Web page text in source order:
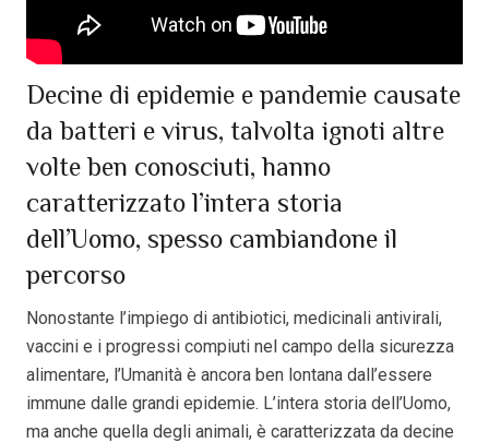
Decine di epidemie e pandemie causate
da batteri e virus, talvolta ignoti altre
volte ben conosciuti, hanno
caratterizzato l’intera storia
dell’Uomo, spesso cambiandone il
percorso
Nonostante l’impiego di antibiotici, medicinali antivirali,
vaccini e i progressi compiuti nel campo della sicurezza
alimentare, l’Umanità è ancora ben lontana dall’essere
immune dalle grandi epidemie. L’intera storia dell’Uomo,
ma anche quella degli animali, è caratterizzata da decine